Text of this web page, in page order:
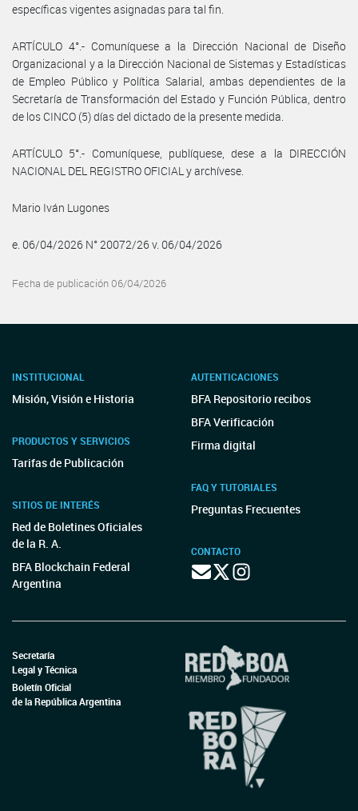
específicas vigentes asignadas para tal fin.
ARTÍCULO 4°.- Comuníquese a la Dirección Nacional de Diseño
Organizacional y a la Dirección Nacional de Sistemas y Estadísticas
de Empleo Público y Política Salarial, ambas dependientes de la
Secretaría de Transformación del Estado y Función Pública, dentro
de los CINCO (5) días del dictado de la presente medida.
ARTÍCULO 5°.- Comuníquese, publíquese, dese a la DIRECCIÓN
NACIONAL DEL REGISTRO OFICIAL y archívese.
Mario Iván Lugones
e. 06/04/2026 N° 20072/26 v. 06/04/2026
Fecha de publicación 06/04/2026
INSTITUCIONAL
Misión, Visión e Historia
PRODUCTOS Y SERVICIOS
Tarifas de Publicación
SITIOS DE INTERÉS
Red de Boletines Oficiales
de la R. A.
BFA Blockchain Federal
Argentina
AUTENTICACIONES
BFA Repositorio recibos
BFA Verificación
Firma digital
FAQ Y TUTORIALES
Preguntas Frecuentes
CONTACTO
Secretaría
Legal y Técnica
Boletín Oficial
de la República Argentina